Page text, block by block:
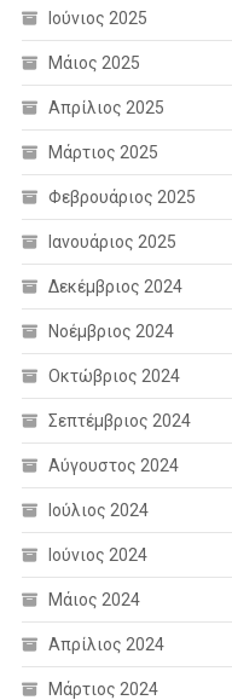
Ιούνιος 2025
Μάιος 2025
Απρίλιος 2025
Μάρτιος 2025
Φεβρουάριος 2025
Ιανουάριος 2025
Δεκέμβριος 2024
Νοέμβριος 2024
Οκτώβριος 2024
Σεπτέμβριος 2024
Αύγουστος 2024
Ιούλιος 2024
Ιούνιος 2024
Μάιος 2024
Απρίλιος 2024
Μάρτιος 2024